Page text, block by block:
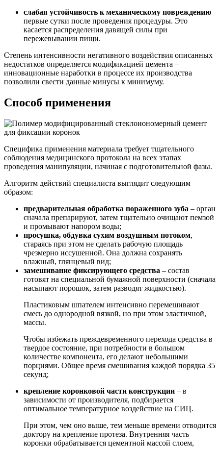
слабая устойчивость к механическому повреждению
первые сутки после проведения процедуры. Это
касается распределения давящей силы при
пережевывании пищи.
Степень интенсивности негативного воздействия описанных
недостатков определяется модификацией цемента –
инновационные наработки в процессе их производства
позволили свести данные минусы к минимуму.
Способ применения
Специфика применения материала требует тщательного
соблюдения медицинского протокола на всех этапах
проведения манипуляции, начиная с подготовительной фазы.
Алгоритм действий специалиста выглядит следующим
образом:
предварительная обработка пораженного зуба – орган
сначала препарируют, затем тщательно очищают пемзой
и промывают напором воды;
просушка, обдувка сухим воздушным потоком,
стараясь при этом не сделать рабочую площадь
чрезмерно иссушенной. Она должна сохранять
влажный, глянцевый вид;
замешивание фиксирующего средства – состав
готовят на специальной бумажной поверхности (сначала
насыпают порошок, затем разводят жидкостью).
Пластиковым шпателем интенсивно перемешивают
смесь до однородной вязкой, но при этом эластичной,
массы.
Чтобы избежать преждевременного перехода средства в
твердое состояние, при потребности в большом
количестве компонента, его делают небольшими
порциями. Общее время смешивания каждой порядка 35
секунд;
крепление коронковой части конструкции – в
зависимости от производителя, подбирается
оптимальное температурное воздействие на СИЦ.
При этом, чем оно выше, тем меньше времени отводится
доктору на крепление протеза. Внутренняя часть
коронки обрабатывается цементной массой слоем,